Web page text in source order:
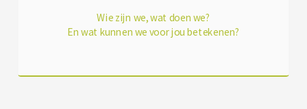
Wie zijn we, wat doen we?
En wat kunnen we voor jou betekenen?